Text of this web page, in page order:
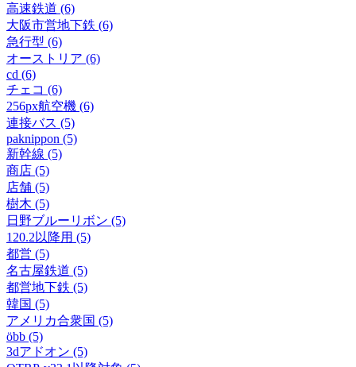
高速鉄道 (6)
大阪市営地下鉄 (6)
急行型 (6)
オーストリア (6)
cd (6)
チェコ (6)
256px航空機 (6)
連接バス (5)
paknippon (5)
新幹線 (5)
商店 (5)
店舗 (5)
樹木 (5)
日野ブルーリボン (5)
120.2以降用 (5)
都営 (5)
名古屋鉄道 (5)
都営地下鉄 (5)
韓国 (5)
アメリカ合衆国 (5)
öbb (5)
3dアドオン (5)